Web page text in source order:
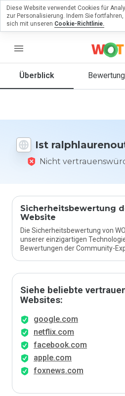
menu
Überblick
Ist
Nicht
Sicherheitsbewertung
Website
Die Sicherheitsbewertung von
unserer einzigartigen
Bewertungen der Community-
Siehe beliebte
Websites:
google.com
netflix.com
facebook.com
apple.com
foxnews.com
Sie eine
zu
Wie
Website
Skala von
1 bis 5
bewerten?
Diese Website verwendet Cookies für
zur Personalisierung. Indem Sie fortfahren,
sich mit unseren Cookie-Richtlinie.